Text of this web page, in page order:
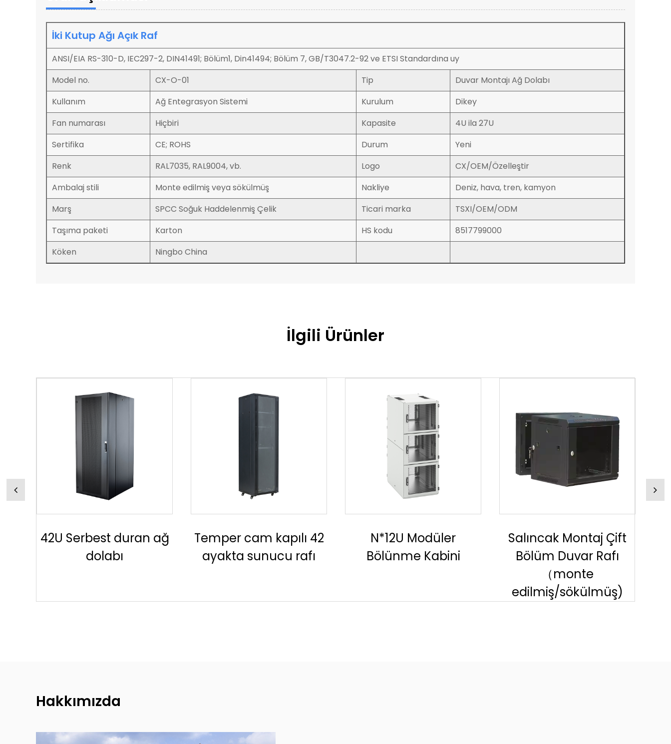
İki Kutup Ağı Açık Raf
ANSI/EIA RS-310-D, IEC297-2, DIN41491; Bölüm1, Din41494; Bölüm 7, GB/T3047.2-92 ve ETSI Standardına uy
Model no.
CX-O-01 Tip
Duvar Montajı Ağ Dolabı
Kullanım
Ağ Entegrasyon Sistemi Kurulum
Dikey
Fan numarası
Hiçbiri Kapasite
4U ila 27U
Sertifika
CE; ROHS Durum
Yeni
Renk
RAL7035, RAL9004, vb. Logo
CX/OEM/Özelleştir
Ambalaj stili
Monte edilmiş veya sökülmüş Nakliye
Deniz, hava, tren, kamyon
Marş
SPCC Soğuk Haddelenmiş Çelik Ticari marka
TSXI/OEM/ODM
Taşıma paketi
Karton HS kodu
8517799000
Köken
Ningbo China
İlgili Ürünler
Temper cam kapılı 42
ayakta sunucu rafı
N*12U Modüler
Bölünme Kabini
Salıncak Montaj Çift
Bölüm Duvar Rafı
Tek bölümlü ağ dolabı
duvarı monte
（monte
edilmiş/sökülmüş)
Hakkımızda